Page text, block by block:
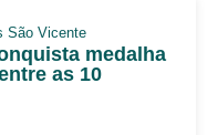
São Vicente
medalha
as 10